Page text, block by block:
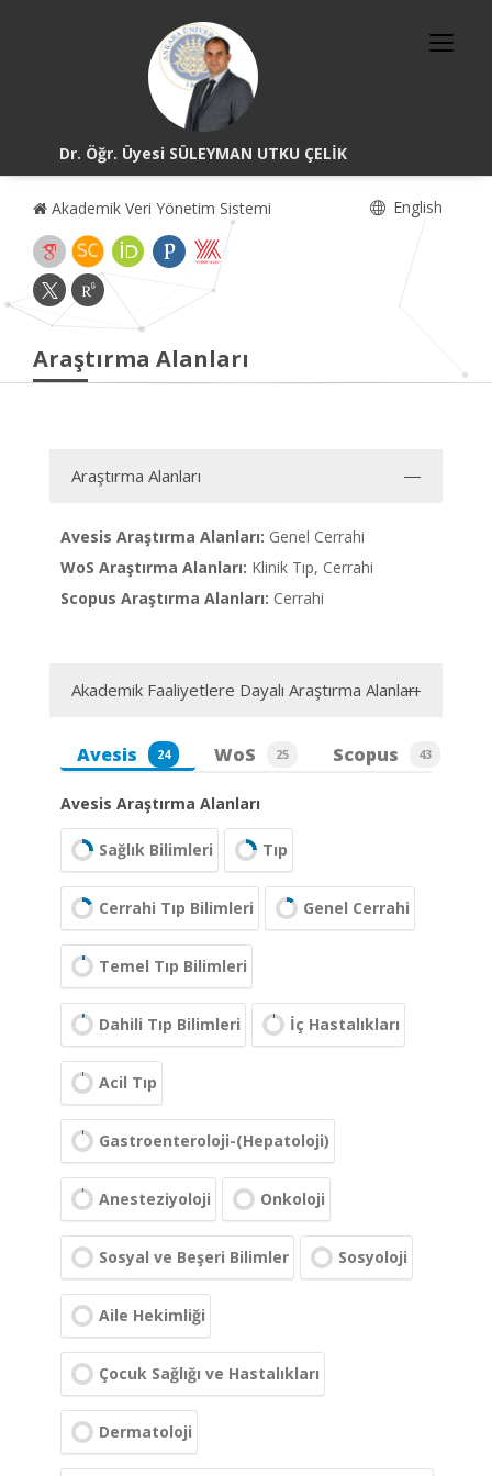
Dr. Öğr. Üyesi SÜLEYMAN UTKU ÇELİK
Akademik Veri Yönetim Sistemi English
Araştırma Alanları
Araştırma Alanları
Avesis Araştırma Alanları: Genel Cerrahi
WoS Araştırma Alanları: Klinik Tıp, Cerrahi
Scopus Araştırma Alanları: Cerrahi
Akademik Faaliyetlere Dayalı Araştırma Alanları
Avesis 24 WoS 25 Scopus 43
Avesis Araştırma Alanları
Sağlık Bilimleri Tıp
Cerrahi Tıp Bilimleri Genel Cerrahi
Temel Tıp Bilimleri
Dahili Tıp Bilimleri İç Hastalıkları
Acil Tıp
Gastroenteroloji-(Hepatoloji)
Anesteziyoloji Onkoloji
Sosyal ve Beşeri Bilimler Sosyoloji
Aile Hekimliği
Çocuk Sağlığı ve Hastalıkları
Dermatoloji